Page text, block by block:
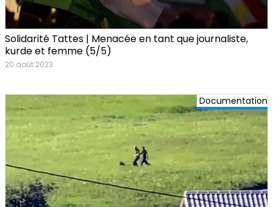
Solidarité Tattes | Menacée en tant que journaliste,
kurde et femme (5/5)
20 août 2023
Documentation